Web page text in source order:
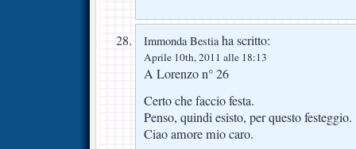
Immonda Bestiaha scritto:
Aprile 10th, 2011 alle 18:13
A Lorenzo n° 26
Certo che faccio festa.
Penso, quindi esisto, per questo festeggio.
Ciao amore mio caro.